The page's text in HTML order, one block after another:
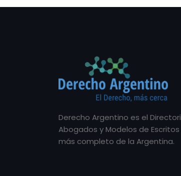
Derecho Argentino es el
Abogados y Modelos de
más completo de la Argentina.